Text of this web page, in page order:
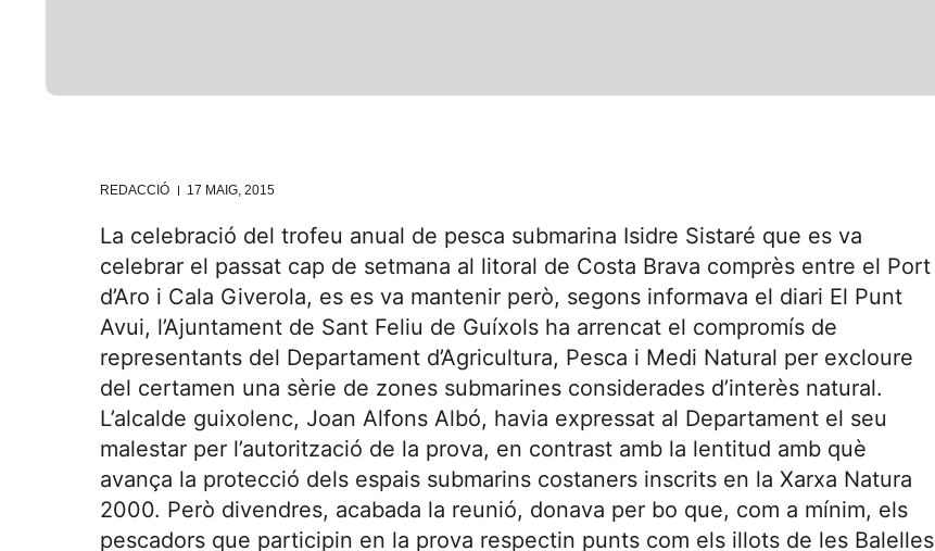
REDACCIÓ 17 MAIG, 2015
La celebració del trofeu anual de pesca submarina Isidre Sistaré que es va
celebrar el passat cap de setmana al litoral de Costa Brava comprès entre el Port
d’Aro i Cala Giverola, es es va mantenir però, segons informava el diari El Punt
Avui, l’Ajuntament de Sant Feliu de Guíxols ha arrencat el compromís de
representants del Departament d’Agricultura, Pesca i Medi Natural per excloure
del certamen una sèrie de zones submarines considerades d’interès natural.
L’alcalde guixolenc, Joan Alfons Albó, havia expressat al Departament el seu
malestar per l’autorització de la prova, en contrast amb la lentitud amb què
avança la protecció dels espais submarins costaners inscrits en la Xarxa Natura
2000. Però divendres, acabada la reunió, donava per bo que, com a mínim, els
pescadors que participin en la prova respectin punts com els illots de les Balelles